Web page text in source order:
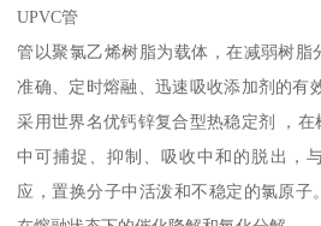
UPVC管
管以聚氯乙烯树脂为载体，在减弱树脂
准确、定时熔融、迅速吸收添加剂的有
采用世界名优钙锌复合型热稳定剂 ，
中可捕捉、抑制、吸收中和的脱出，
应，置换分子中活泼和不稳定的氯原子